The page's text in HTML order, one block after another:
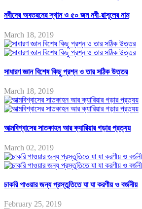
নবীদের অবতরনের স্থান ও ৫০ জন নবী-রাসূলের নাম
March 18, 2019
সাধারণ জ্ঞান বিশেষ কিছু প্রশ্ন ও তার সঠিক উত্তর
March 18, 2019
আত্মবিশ্বাসের সাতকাহন আর ক্যারিয়ার গড়ার প্রত্যয়
March 02, 2019
চাকরি পাওয়ার জন্য প্রস্তুতিতে যা যা করণীয় ও বর্জনীয়
February 25, 2019